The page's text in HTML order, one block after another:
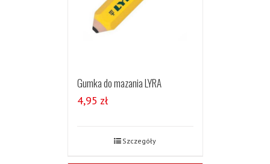
Gumka do mazania LYRA
4,95 zł
Szczegóły